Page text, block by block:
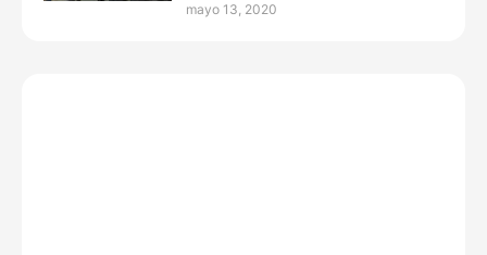
mayo 13, 2020